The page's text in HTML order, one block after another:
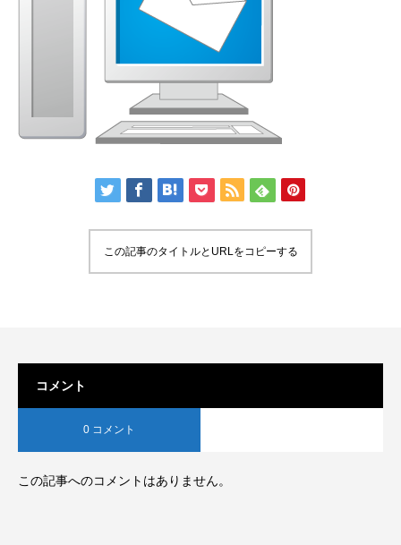
この記事のタイトルとURLをコピーする
コメント
0 コメント
この記事へのコメントはありません。